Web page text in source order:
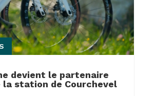
devient le partenaire
la station de Courchevel